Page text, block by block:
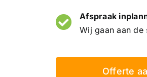
Afspraak
Wij gaan aan
Offerte